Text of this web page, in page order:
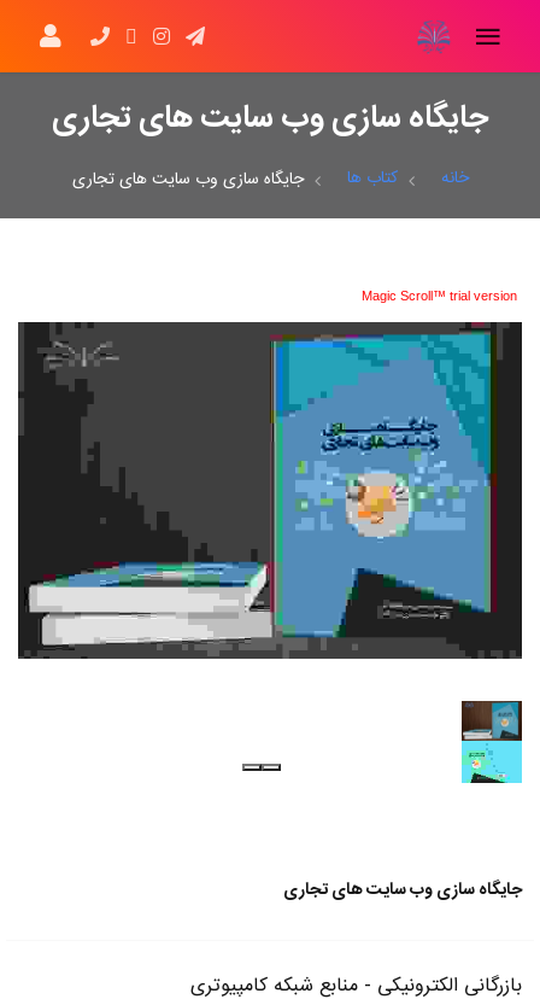
جایگاه سازی وب سایت های تجاری
خانه کتاب ها جایگاه سازی وب سایت های تجاری
Magic Scroll™ trial version
جایگاه سازی وب سایت های تجاری
بازرگانی الکترونیکی - منابع شبکه کامپیوتری